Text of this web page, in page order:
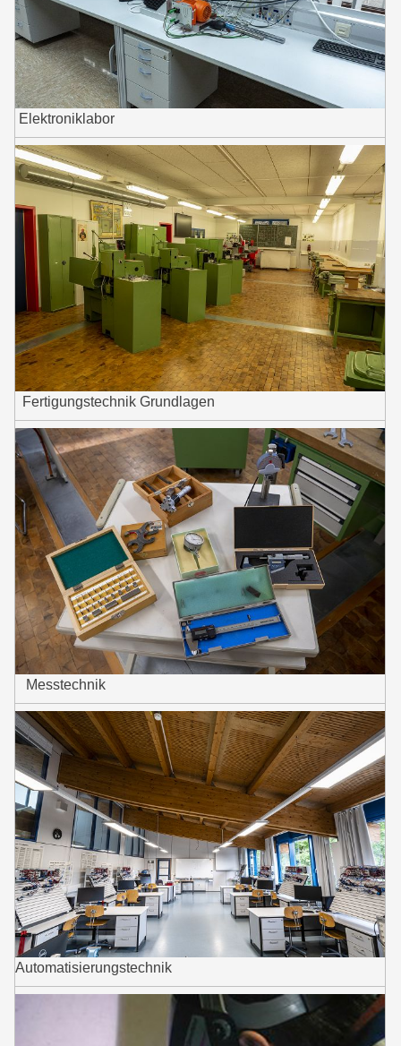
Elektroniklabor
Fertigungstechnik Grundlagen
Messtechnik
Automatisierungstechnik